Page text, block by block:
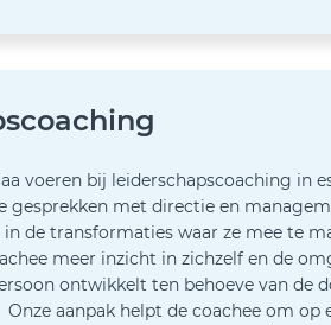
voeren bij leiderschapscoaching in
gesprekken met directie en
de transformaties waar ze mee te
meer inzicht in zichzelf en de
ontwikkelt ten behoeve van de
aanpak helpt de coachee om op